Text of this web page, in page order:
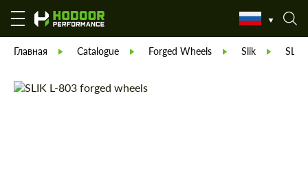
Главная Catalogue Forged Wheels Slik SLIK